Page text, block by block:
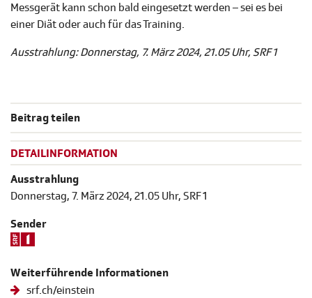
Messgerät kann schon bald eingesetzt werden – sei es bei
einer Diät oder auch für das Training.
Ausstrahlung: Donnerstag, 7. März 2024, 21.05 Uhr, SRF 1
Beitrag teilen
DETAILINFORMATION
Ausstrahlung
Donnerstag, 7. März 2024, 21.05 Uhr, SRF 1
Sender
Weiterführende Informationen
srf.ch/einstein